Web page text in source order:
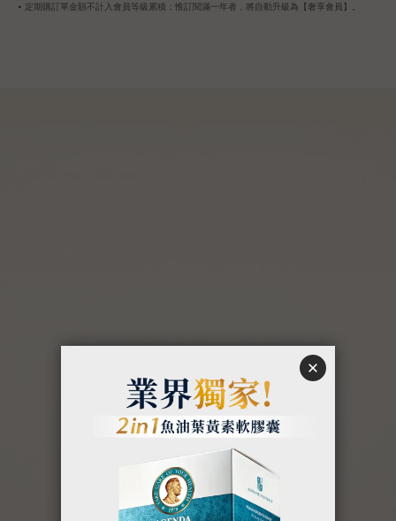
• 定期購訂單金額不計入會員等級累積；惟訂閱滿一年者，將自動升級為【奢享會員】。